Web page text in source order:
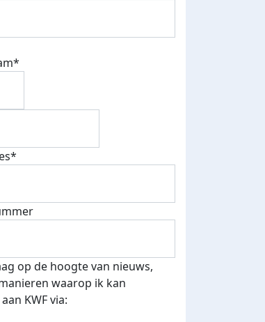
aan donaties ontvang
op de hoogte van nieuws,
waarop ik kan
KWF via: